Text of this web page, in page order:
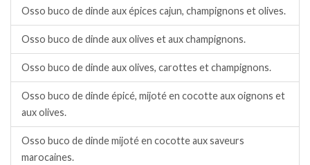
Osso buco de dinde aux épices cajun, champignons et olives.
Osso buco de dinde aux olives et aux champignons.
Osso buco de dinde aux olives, carottes et champignons.
Osso buco de dinde épicé, mijoté en cocotte aux oignons et
aux olives.
Osso buco de dinde mijoté en cocotte aux saveurs
marocaines.